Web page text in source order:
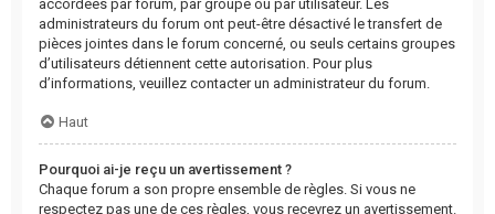
accordées par forum, par groupe ou par utilisateur. Les
administrateurs du forum ont peut-être désactivé le transfert de
pièces jointes dans le forum concerné, ou seuls certains groupes
d’utilisateurs détiennent cette autorisation. Pour plus
d’informations, veuillez contacter un administrateur du forum.
Haut
Pourquoi ai-je reçu un avertissement ?
Chaque forum a son propre ensemble de règles. Si vous ne
respectez pas une de ces règles, vous recevrez un avertissement.